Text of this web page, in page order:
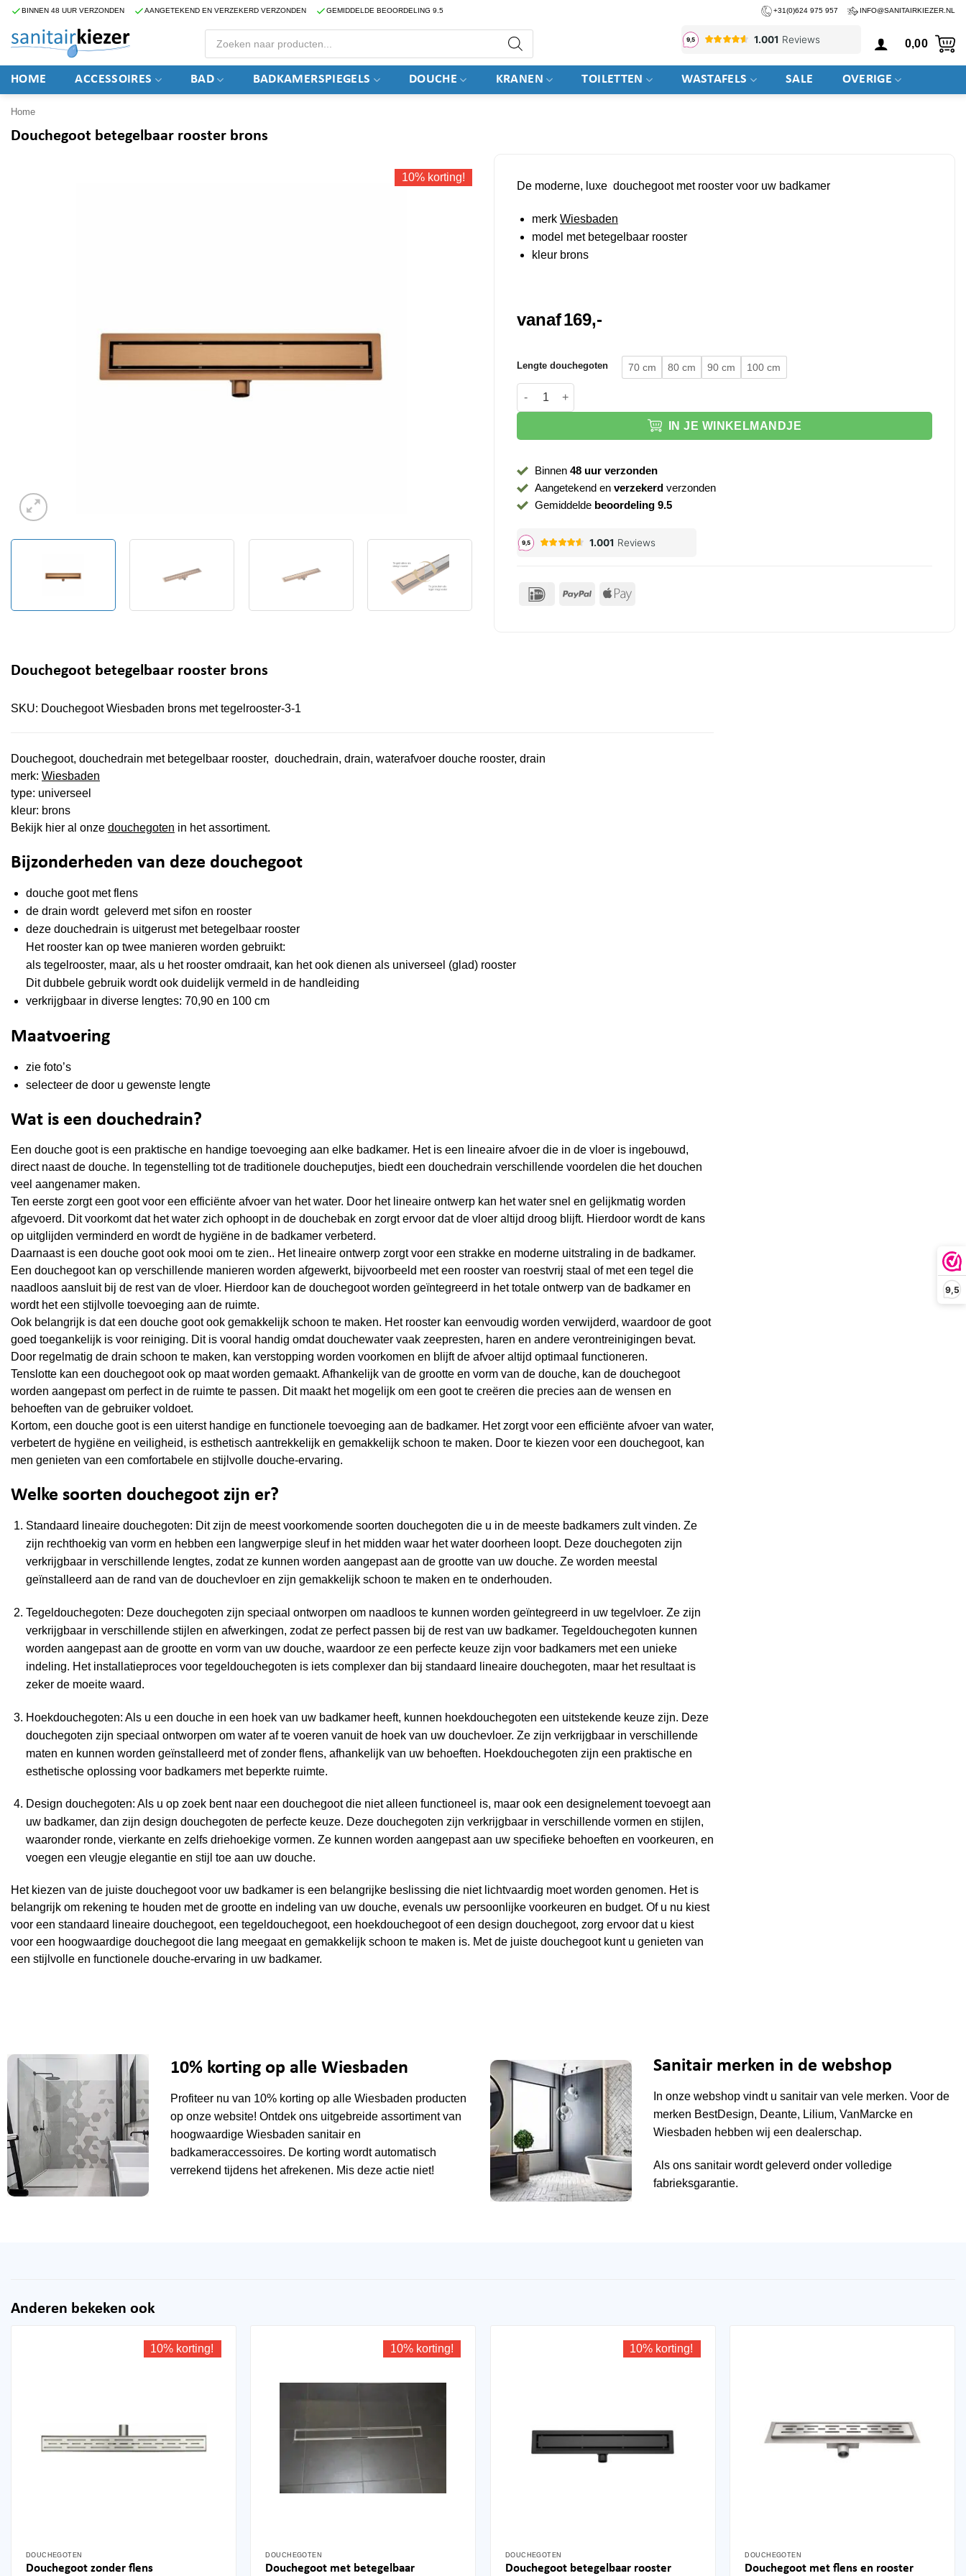
9,5
Ga
inhoud
BINNEN 48 UUR VERZONDEN AANGETEKEND EN VERZEKERD VERZONDEN GEMIDDELDE BEOORDELING 9.5 +31(0)624 975 957 INFO@SANITAIRKIEZER.NL
Producten
zoeken
0,00
HOME ACCESSOIRES BAD BADKAMERSPIEGELS DOUCHE KRANEN TOILETTEN WASTAFELS SALE OVERIGE
Home
Douchegoot betegelbaar rooster brons
10% korting!
De moderne, luxe douchegoot met rooster voor uw badkamer
merk Wiesbaden
model met betegelbaar rooster
kleur brons
vanaf169,-
Lengte douchegoten 70 cm 80 cm 90 cm
100 cm
Douchegoot betegelbaar rooster brons aantal
IN JE WINKELMANDJE
Binnen48 uur verzonden
Aangetekend enverzekerd verzonden
Gemiddelde beoordeling 9.5
IDeal PayPal Apple
Douchegoot betegelbaar rooster brons
SKU: Douchegoot Wiesbaden brons met tegelrooster-3-1
Douchegoot, douchedrain met betegelbaar rooster, douchedrain, drain, waterafvoer douche rooster, drain
merk: Wiesbaden
type: universeel
kleur: brons
Bekijk hier al onze douchegoten in het assortiment.
Bijzonderheden van deze douchegoot
douche goot met flens
de drain wordt geleverd met sifon en rooster
deze douchedrain is uitgerust metbetegelbaar rooster
Het rooster kan op twee manieren worden gebruikt:
als tegelrooster, maar, als u het rooster omdraait, kan het ook dienen als universeel (glad) rooster
Dit dubbele gebruik wordt ook duidelijk vermeld in de handleiding
verkrijgbaar in diverse lengtes: 70,90 en 100 cm
Maatvoering
zie foto’s
selecteer de door u gewenste lengte
Wat is een douchedrain?
Een douche goot is een praktische en handige toevoeging aan elke badkamer. Het is een lineaire afvoer die in de vloer is ingebouwd,
direct naast de douche. In tegenstelling tot de traditionele doucheputjes, biedt een douchedrain verschillende voordelen die het douchen
veel aangenamer maken.
Ten eerste zorgt een goot voor een efficiënte afvoer van het water. Door het lineaire ontwerp kan het water snel en gelijkmatig worden
afgevoerd. Dit voorkomt dat het water zich ophoopt in de douchebak en zorgt ervoor dat de vloer altijd droog blijft. Hierdoor wordt de kans
op uitglijden verminderd en wordt de hygiëne in de badkamer verbeterd.
Daarnaast is een douche goot ook mooi om te zien.. Het lineaire ontwerp zorgt voor een strakke en moderne uitstraling in de badkamer.
Een douchegoot kan op verschillende manieren worden afgewerkt, bijvoorbeeld met een rooster van roestvrij staal of met een tegel die
naadloos aansluit bij de rest van de vloer. Hierdoor kan de douchegoot worden geïntegreerd in het totale ontwerp van de badkamer en
wordt het een stijlvolle toevoeging aan de ruimte.
Ook belangrijk is dat een douche goot ook gemakkelijk schoon te maken. Het rooster kan eenvoudig worden verwijderd, waardoor de goot
goed toegankelijk is voor reiniging. Dit is vooral handig omdat douchewater vaak zeepresten, haren en andere verontreinigingen bevat.
Door regelmatig de drain schoon te maken, kan verstopping worden voorkomen en blijft de afvoer altijd optimaal functioneren.
Tenslotte kan een douchegoot ook op maat worden gemaakt. Afhankelijk van de grootte en vorm van de douche, kan de douchegoot
worden aangepast om perfect in de ruimte te passen. Dit maakt het mogelijk om een goot te creëren die precies aan de wensen en
behoeften van de gebruiker voldoet.
Kortom, een douche goot is een uiterst handige en functionele toevoeging aan de badkamer. Het zorgt voor een efficiënte afvoer van water,
verbetert de hygiëne en veiligheid, is esthetisch aantrekkelijk en gemakkelijk schoon te maken. Door te kiezen voor een douchegoot, kan
men genieten van een comfortabele en stijlvolle douche-ervaring.
Welke soorten douchegoot zijn er?
Standaard lineaire douchegoten: Dit zijn de meest voorkomende soorten douchegoten die u in de meeste badkamers zult vinden. Ze
zijn rechthoekig van vorm en hebben een langwerpige sleuf in het midden waar het water doorheen loopt. Deze douchegoten zijn
verkrijgbaar in verschillende lengtes, zodat ze kunnen worden aangepast aan de grootte van uw douche. Ze worden meestal
geïnstalleerd aan de rand van de douchevloer en zijn gemakkelijk schoon te maken en te onderhouden.
Tegeldouchegoten: Deze douchegoten zijn speciaal ontworpen om naadloos te kunnen worden geïntegreerd in uw tegelvloer. Ze zijn
verkrijgbaar in verschillende stijlen en afwerkingen, zodat ze perfect passen bij de rest van uw badkamer. Tegeldouchegoten kunnen
worden aangepast aan de grootte en vorm van uw douche, waardoor ze een perfecte keuze zijn voor badkamers met een unieke
indeling. Het installatieproces voor tegeldouchegoten is iets complexer dan bij standaard lineaire douchegoten, maar het resultaat is
zeker de moeite waard.
Hoekdouchegoten: Als u een douche in een hoek van uw badkamer heeft, kunnen hoekdouchegoten een uitstekende keuze zijn. Deze
douchegoten zijn speciaal ontworpen om water af te voeren vanuit de hoek van uw douchevloer. Ze zijn verkrijgbaar in verschillende
maten en kunnen worden geïnstalleerd met of zonder flens, afhankelijk van uw behoeften. Hoekdouchegoten zijn een praktische en
esthetische oplossing voor badkamers met beperkte ruimte.
Design douchegoten: Als u op zoek bent naar een douchegoot die niet alleen functioneel is, maar ook een designelement toevoegt aan
uw badkamer, dan zijn design douchegoten de perfecte keuze. Deze douchegoten zijn verkrijgbaar in verschillende vormen en stijlen,
waaronder ronde, vierkante en zelfs driehoekige vormen. Ze kunnen worden aangepast aan uw specifieke behoeften en voorkeuren, en
voegen een vleugje elegantie en stijl toe aan uw douche.
Het kiezen van de juiste douchegoot voor uw badkamer is een belangrijke beslissing die niet lichtvaardig moet worden genomen. Het is
belangrijk om rekening te houden met de grootte en indeling van uw douche, evenals uw persoonlijke voorkeuren en budget. Of u nu kiest
voor een standaard lineaire douchegoot, een tegeldouchegoot, een hoekdouchegoot of een design douchegoot, zorg ervoor dat u kiest
voor een hoogwaardige douchegoot die lang meegaat en gemakkelijk schoon te maken is. Met de juiste douchegoot kunt u genieten van
een stijlvolle en functionele douche-ervaring in uw badkamer.
10% korting op alle Wiesbaden
Profiteer nu van 10% korting op alleWiesbaden producten
op onze website! Ontdek ons uitgebreide assortiment van
hoogwaardige Wiesbaden sanitair en
badkameraccessoires. De korting wordt automatisch
verrekend tijdens het afrekenen. Mis deze actie niet!
Sanitair merken in de webshop
In onze webshop vindt u sanitair van vele merken. Voor de
merken BestDesign, Deante, Lilium,VanMarcke en
Wiesbaden hebben wij een dealerschap.
Als ons sanitair wordt geleverd onder volledige
fabrieksgarantie.
Anderen bekeken ook
10% korting!
DOUCHEGOTEN
Douchegoot zonder flens
Dit
10% korting!
DOUCHEGOTEN
Douchegoot met betegelbaar
Dit
10% korting!
DOUCHEGOTEN
Douchegoot betegelbaar rooster
Dit
DOUCHEGOTEN
Douchegoot met flens en rooster
Dit